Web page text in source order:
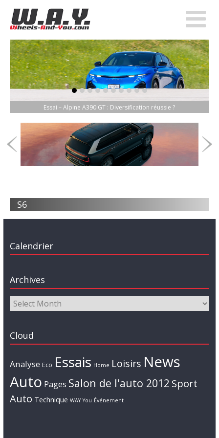
Essai – Alpine A390 GT : Diversification réussie ?
item-0
item-1
item-2
item-3
item-4
item-5
item-6
item-7
item-8
item-9
S6
Calendrier
Archives
Cloud
Analyse Eco Essais Home Loisirs News
Auto Pages Salon de l'auto 2012 Sport
Auto Technique WAY You Événement